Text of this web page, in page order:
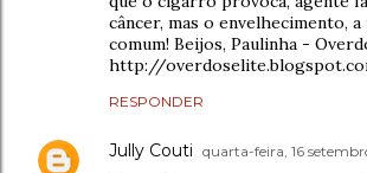
câncer, mas o envelhecimento,
comum! Beijos, Paulinha -
http://
RESPONDER
Jully Couti quarta-feira, 16